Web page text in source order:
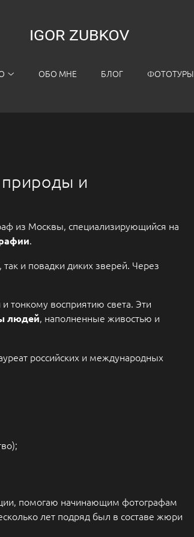
ОБО МНЕ БЛОГ ФОТОТУРЫ
и
из Москвы, специализирующийся на
.
и повадки диких зверей. Через
тонкому восприятию света. Эти
людей, наполненные живостью и
российских и международных
помогаю начинающим фотографам
лет подряд был в составе жюри